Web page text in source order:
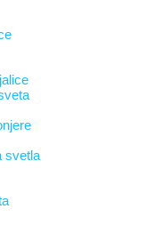
svetla